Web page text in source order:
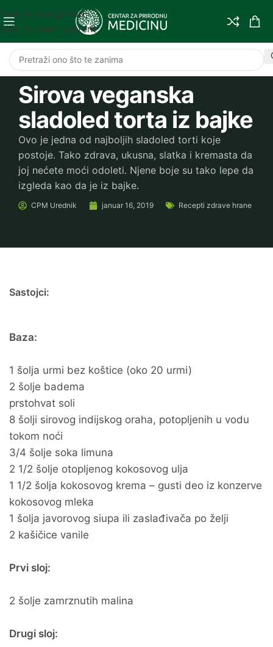
Skip to navigation
Skip to main content
Sirova veganska
sladoled torta iz bajke
Ovo je jedna od najboljih sladoled torti koje
postoje. Tako zdrava, ukusna, slatka i kremasta da
joj nećete moći odoleti. Njene boje su tako lepe da
izgleda kao da je iz bajke.
CPM Urednik januar 16, 2019 Recepti zdrave hrane
Sastojci:
Baza:
1 šolja urmi bez koštice (oko 20 urmi)
2 šolje badema
prstohvat soli
8 šolji sirovog indijskog oraha, potopljenih u vodu
tokom noći
3/4 šolje soka limuna
2 1/2 šolje otopljenog kokosovog ulja
1 1/2 šolja kokosovog krema – gusti deo iz konzerve
kokosovog mleka
1 šolja javorovog siupa ili zaslađivača po želji
2 kašičice vanile
Prvi sloj:
2 šolje zamrznutih malina
Drugi sloj: